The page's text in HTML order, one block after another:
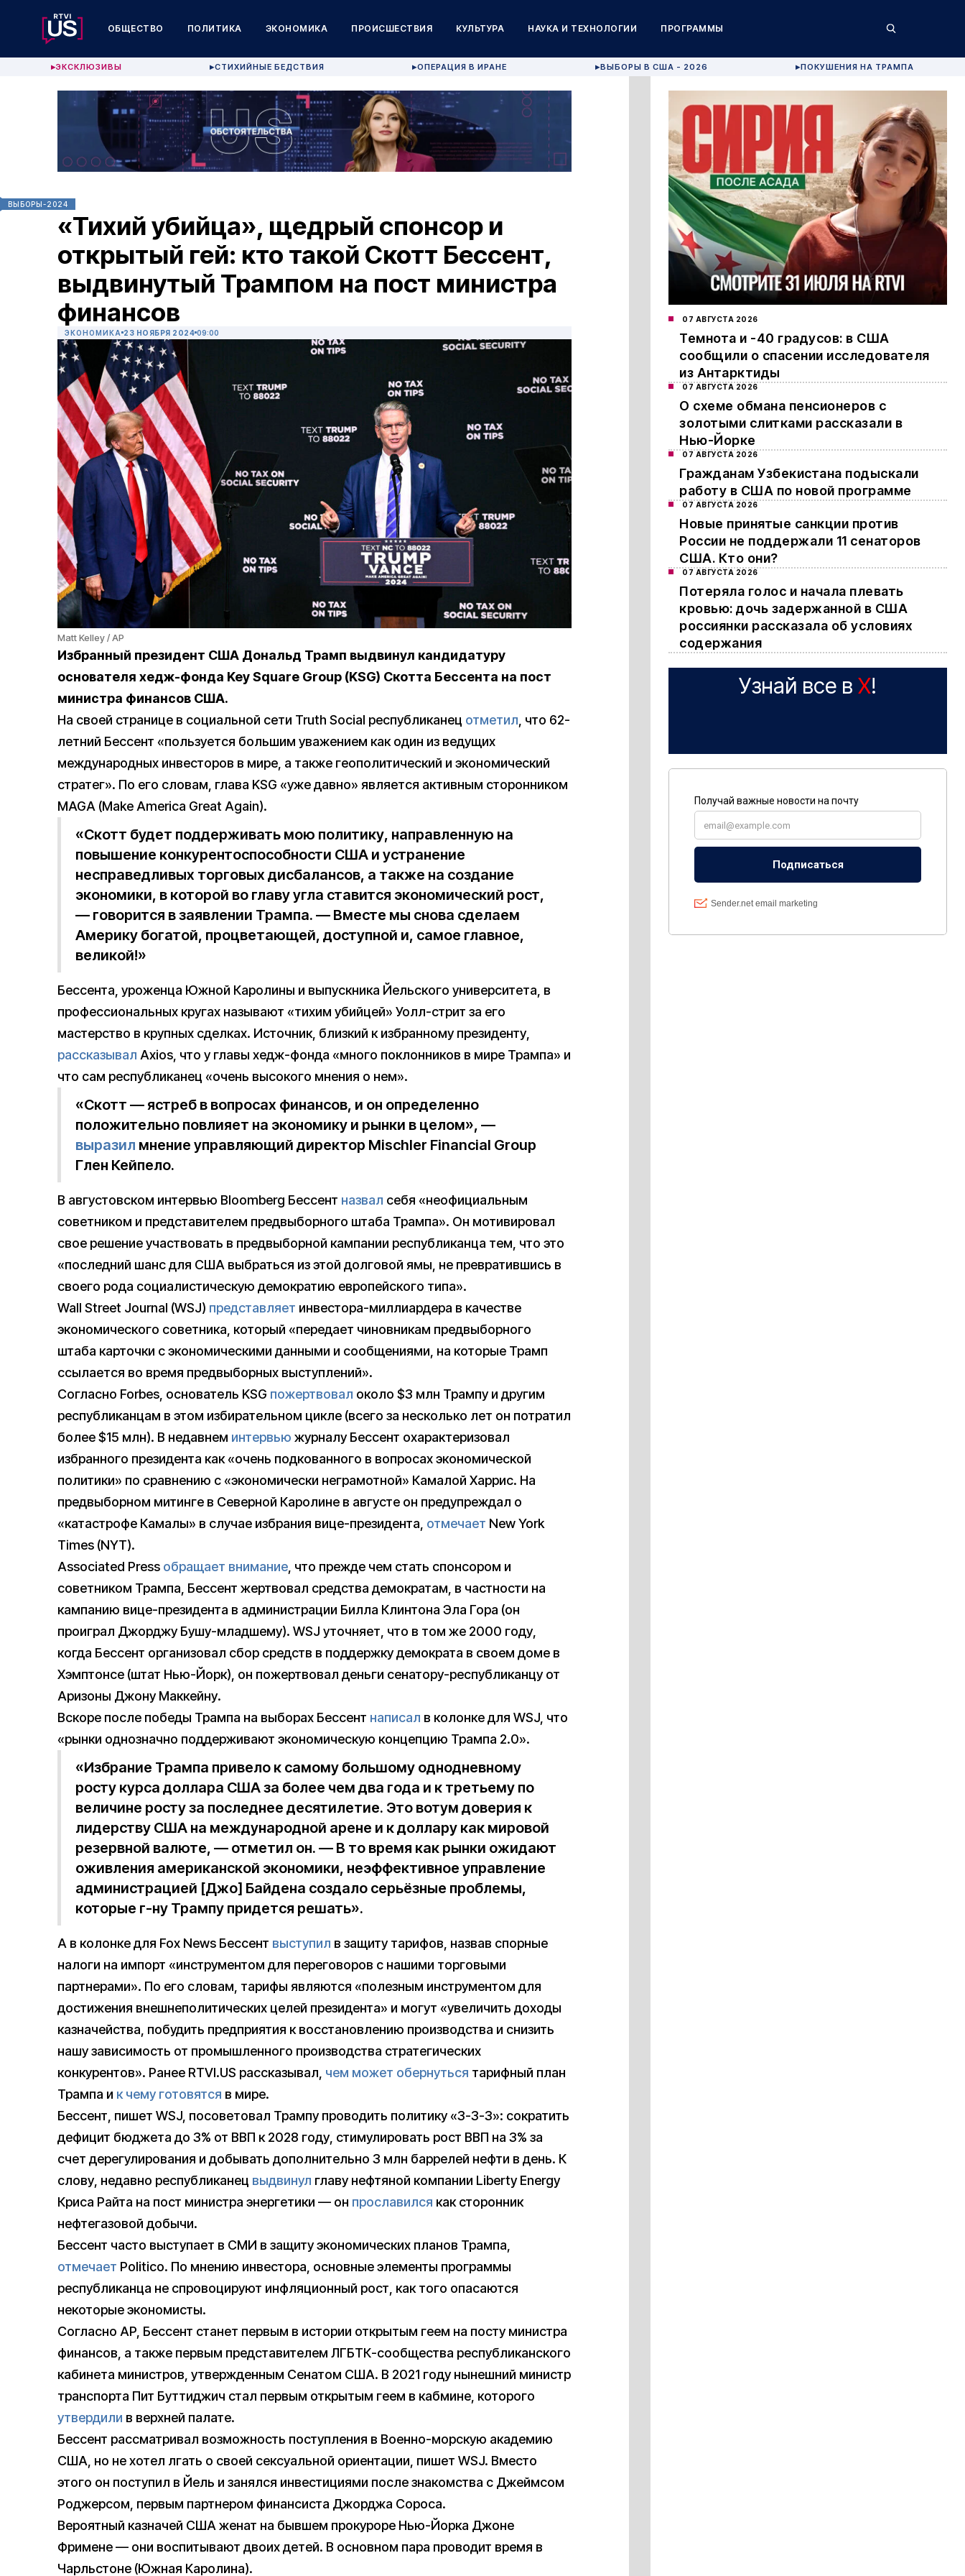
ОБЩЕСТВО ПОЛИТИКА ЭКОНОМИКА ПРОИСШЕСТВИЯ КУЛЬТУРА НАУКА И ТЕХНОЛОГИИ ПРОГРАММЫ
▶ЭКСКЛЮЗИВЫ ▶СТИХИЙНЫЕ БЕДСТВИЯ ▶ОПЕРАЦИЯ В ИРАНЕ ▶ВЫБОРЫ В США - 2026 ▶ПОКУШЕНИЯ НА ТРАМПА
ВЫБОРЫ-2024
«Тихий убийца», щедрый спонсор и
открытый гей: кто такой Скотт Бессент,
выдвинутый Трампом на пост министра
финансов
ЭКОНОМИКА 23 НОЯБРЯ 2024 09:00
Matt Kelley / AP
Избранный президент США Дональд Трамп выдвинул кандидатуру
основателя хедж-фонда Key Square Group (KSG) Скотта Бессента на пост
министра финансов США.
На своей странице в социальной сети Truth Social республиканец отметил, что 62-
летний Бессент «пользуется большим уважением как один из ведущих
международных инвесторов в мире, а также геополитический и экономический
стратег». По его словам, глава KSG «уже давно» является активным сторонником
MAGA (Make America Great Again).
«Скотт будет поддерживать мою политику, направленную на
повышение конкурентоспособности США и устранение
несправедливых торговых дисбалансов, а также на создание
экономики, в которой во главу угла ставится экономический рост,
— говорится в заявлении Трампа. — Вместе мы снова сделаем
Америку богатой, процветающей, доступной и, самое главное,
великой!»
Бессента, уроженца Южной Каролины и выпускника Йельского университета, в
профессиональных кругах называют «тихим убийцей» Уолл-стрит за его
мастерство в крупных сделках. Источник, близкий к избранному президенту,
рассказывал Axios, что у главы хедж-фонда «много поклонников в мире Трампа» и
что сам республиканец «очень высокого мнения о нем».
«Скотт — ястреб в вопросах финансов, и он определенно
положительно повлияет на экономику и рынки в целом», —
выразил мнение управляющий директор Mischler Financial Group
Глен Кейпело.
В августовском интервью Bloomberg Бессент назвал себя «неофициальным
советником и представителем предвыборного штаба Трампа». Он мотивировал
свое решение участвовать в предвыборной кампании республиканца тем, что это
«последний шанс для США выбраться из этой долговой ямы, не превратившись в
своего рода социалистическую демократию европейского типа».
Wall Street Journal (WSJ) представляет инвестора-миллиардера в качестве
экономического советника, который «передает чиновникам предвыборного
штаба карточки с экономическими данными и сообщениями, на которые Трамп
ссылается во время предвыборных выступлений».
Согласно Forbes, основатель KSG пожертвовал около $3 млн Трампу и другим
республиканцам в этом избирательном цикле (всего за несколько лет он потратил
более $15 млн). В недавнем интервью журналу Бессент охарактеризовал
избранного президента как «очень подкованного в вопросах экономической
политики» по сравнению с «экономически неграмотной» Камалой Харрис. На
предвыборном митинге в Северной Каролине в августе он предупреждал о
«катастрофе Камалы» в случае избрания вице-президента, отмечает New York
Times (NYT).
Associated Press обращает внимание, что прежде чем стать спонсором и
советником Трампа, Бессент жертвовал средства демократам, в частности на
кампанию вице-президента в администрации Билла Клинтона Эла Гора (он
проиграл Джорджу Бушу-младшему). WSJ уточняет, что в том же 2000 году,
когда Бессент организовал сбор средств в поддержку демократа в своем доме в
Хэмптонсе (штат Нью-Йорк), он пожертвовал деньги сенатору-республиканцу от
Аризоны Джону Маккейну.
Вскоре после победы Трампа на выборах Бессент написал в колонке для WSJ, что
«рынки однозначно поддерживают экономическую концепцию Трампа 2.0».
«Избрание Трампа привело к самому большому однодневному
росту курса доллара США за более чем два года и к третьему по
величине росту за последнее десятилетие. Это вотум доверия к
лидерству США на международной арене и к доллару как мировой
резервной валюте, — отметил он. — В то время как рынки ожидают
оживления американской экономики, неэффективное управление
администрацией [Джо] Байдена создало серьёзные проблемы,
которые г-ну Трампу придется решать».
А в колонке для Fox News Бессент выступил в защиту тарифов, назвав спорные
налоги на импорт «инструментом для переговоров с нашими торговыми
партнерами». По его словам, тарифы являются «полезным инструментом для
достижения внешнеполитических целей президента» и могут «увеличить доходы
казначейства, побудить предприятия к восстановлению производства и снизить
нашу зависимость от промышленного производства стратегических
конкурентов». Ранее RTVI.US рассказывал, чем может обернуться тарифный план
Трампа и к чему готовятся в мире.
Бессент, пишет WSJ, посоветовал Трампу проводить политику «3-3-3»: сократить
дефицит бюджета до 3% от ВВП к 2028 году, стимулировать рост ВВП на 3% за
счет дерегулирования и добывать дополнительно 3 млн баррелей нефти в день. К
слову, недавно республиканец выдвинул главу нефтяной компании Liberty Energy
Криса Райта на пост министра энергетики — он прославился как сторонник
нефтегазовой добычи.
Бессент часто выступает в СМИ в защиту экономических планов Трампа,
отмечает Politico. По мнению инвестора, основные элементы программы
республиканца не спровоцируют инфляционный рост, как того опасаются
некоторые экономисты.
Согласно AP, Бессент станет первым в истории открытым геем на посту министра
финансов, а также первым представителем ЛГБТК-сообщества республиканского
кабинета министров, утвержденным Сенатом США. В 2021 году нынешний министр
транспорта Пит Буттиджич стал первым открытым геем в кабмине, которого
утвердили в верхней палате.
Бессент рассматривал возможность поступления в Военно-морскую академию
США, но не хотел лгать о своей сексуальной ориентации, пишет WSJ. Вместо
этого он поступил в Йель и занялся инвестициями после знакомства с Джеймсом
Роджерсом, первым партнером финансиста Джорджа Сороса.
Вероятный казначей США женат на бывшем прокуроре Нью-Йорка Джоне
Фримене — они воспитывают двоих детей. В основном пара проводит время в
Чарльстоне (Южная Каролина).
07 АВГУСТА 2026
Темнота и -40 градусов: в США
сообщили о спасении исследователя
из Антарктиды
07 АВГУСТА 2026
О схеме обмана пенсионеров с
золотыми слитками рассказали в
Нью-Йорке
07 АВГУСТА 2026
Гражданам Узбекистана подыскали
работу в США по новой программе
07 АВГУСТА 2026
Новые принятые санкции против
России не поддержали 11 сенаторов
США. Кто они?
07 АВГУСТА 2026
Потеряла голос и начала плевать
кровью: дочь задержанной в США
россиянки рассказала об условиях
содержания
Узнай все в X!